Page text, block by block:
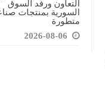
التعاون ورفد السوق
السورية بمنتجات
متطورة
2026-08-06